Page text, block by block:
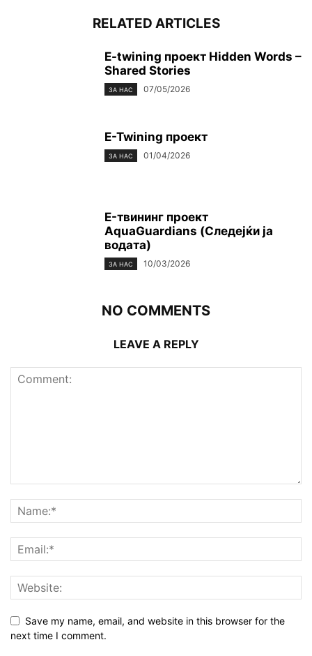
RELATED ARTICLES
E-twining проект Hidden Words –
Shared Stories
ЗА НАС 07/05/2026
E-Twining проект
ЗА НАС 01/04/2026
E-твининг проект
AquaGuardians (Следејќи ја
водата)
ЗА НАС 10/03/2026
NO COMMENTS
LEAVE A REPLY
Save my name, email, and website in this browser for the
next time I comment.